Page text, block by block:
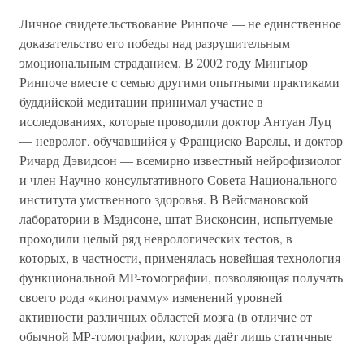
Личное свидетельствование Ринпоче — не единственное
доказательство его победы над разрушительным
эмоциональным страданием. В 2002 году Мингьюр
Ринпоче вместе с семью другими опытными практиками
буддийской медитации принимал участие в
исследованиях, которые проводили доктор Антуан Луц
— невролог, обучавшийся у Франциско Варелы, и доктор
Ричард Дэвидсон — всемирно известный нейрофизиолог
и член Научно-консультативного Совета Национального
института умственного здоровья. В Вейсмановской
лаборатории в Мэдисоне, штат Висконсин, испытуемые
проходили целый ряд неврологических тестов, в
которых, в частности, применялась новейшая технология
функциональной MP-томографии, позволяющая получать
своего рода «кинограмму» изменений уровней
активности различных областей мозга (в отличие от
обычной МР-томографии, которая даёт лишь статичные